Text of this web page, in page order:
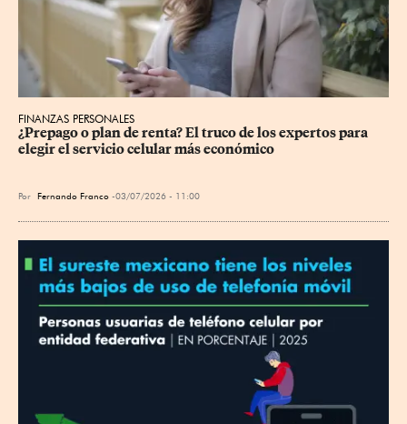
FINANZAS PERSONALES
¿Prepago o plan de renta? El truco de los expertos para
elegir el servicio celular más económico
Por Fernando Franco 03/07/2026 - 11:00